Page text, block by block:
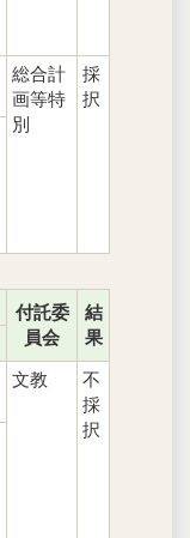
総合計
画等特
別
採
択
付託委
員会
結
果
文教
不
採
択